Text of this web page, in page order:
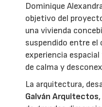
Dominique
objetivo del
una vivienda
suspendido entre el
experiencia
de calma y
La arquitectura,
Galván Arquitectos